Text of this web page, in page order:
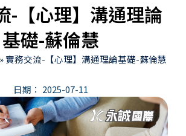
-【心理】溝通理論
基礎-蘇倫慧
»實務交流-【心理】溝通理論基礎-蘇倫慧
日期： 2025-07-11